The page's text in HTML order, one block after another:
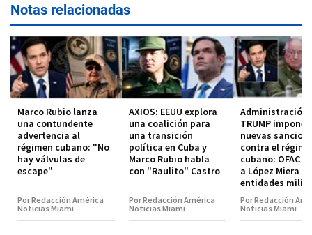
Notas relacionadas
Marco Rubio lanza
una contundente
advertencia al
régimen cubano: "No
hay válvulas de
escape"
Por Redacción América
Noticias Miami
AXIOS: EEUU explora
una coalición para
una transición
política en Cuba y
Marco Rubio habla
con "Raulito" Castro
Por Redacción América
Noticias Miami
Administración
TRUMP impone
nuevas
contra el
cubano: OFAC
a López Miera y
entidades
Por Redacción
Noticias Miami